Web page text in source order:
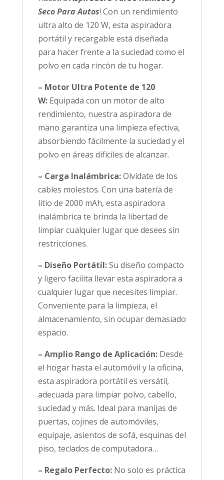
Seco Para Autos! Con un rendimiento
ultra alto de 120 W, esta aspiradora
portátil y recargable está diseñada
para hacer frente a la suciedad como el
polvo en cada rincón de tu hogar.
– Motor Ultra Potente de 120
W:Equipada con un motor de alto
rendimiento, nuestra aspiradora de
mano garantiza una limpieza efectiva,
absorbiendo fácilmente la suciedad y el
polvo en áreas difíciles de alcanzar.
– Carga Inalámbrica:Olvídate de los
cables molestos. Con una batería de
litio de 2000 mAh, esta aspiradora
inalámbrica te brinda la libertad de
limpiar cualquier lugar que desees sin
restricciones.
– Diseño Portátil:Su diseño compacto
y ligero facilita llevar esta aspiradora a
cualquier lugar que necesites limpiar.
Conveniente para la limpieza, el
almacenamiento, sin ocupar demasiado
espacio.
– Amplio Rango de Aplicación: Desde
el hogar hasta el automóvil y la oficina,
esta aspiradora portátil es versátil,
adecuada para limpiar polvo, cabello,
suciedad y más. Ideal para manijas de
puertas, cojines de automóviles,
equipaje, asientos de sofá, esquinas del
piso, teclados de computadora…
– Regalo Perfecto: No solo es práctica